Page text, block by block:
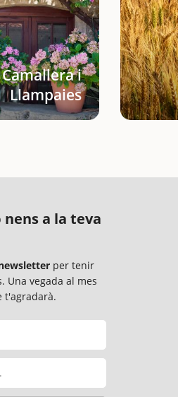
Camallera i
Llampaies
nens a la teva
per tenir
Una vegada al mes
t'agradarà.